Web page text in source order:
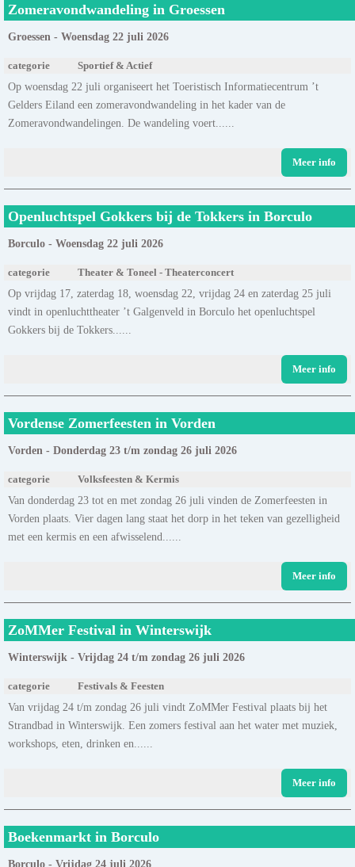
Zomeravondwandeling in Groessen
Groessen - Woensdag 22 juli 2026
categorie Sportief & Actief
Op woensdag 22 juli organiseert het Toeristisch Informatiecentrum ’t
Gelders Eiland een zomeravondwandeling in het kader van de
Zomeravondwandelingen. De wandeling voert......
Meer info
Openluchtspel Gokkers bij de Tokkers in Borculo
Borculo - Woensdag 22 juli 2026
categorie Theater & Toneel - Theaterconcert
Op vrijdag 17, zaterdag 18, woensdag 22, vrijdag 24 en zaterdag 25 juli
vindt in openluchttheater ’t Galgenveld in Borculo het openluchtspel
Gokkers bij de Tokkers......
Meer info
Vordense Zomerfeesten in Vorden
Vorden - Donderdag 23 t/m zondag 26 juli 2026
categorie Volksfeesten & Kermis
Van donderdag 23 tot en met zondag 26 juli vinden de Zomerfeesten in
Vorden plaats. Vier dagen lang staat het dorp in het teken van gezelligheid
met een kermis en een afwisselend......
Meer info
ZoMMer Festival in Winterswijk
Winterswijk - Vrijdag 24 t/m zondag 26 juli 2026
categorie Festivals & Feesten
Van vrijdag 24 t/m zondag 26 juli vindt ZoMMer Festival plaats bij het
Strandbad in Winterswijk. Een zomers festival aan het water met muziek,
workshops, eten, drinken en......
Meer info
Boekenmarkt in Borculo
Borculo - Vrijdag 24 juli 2026